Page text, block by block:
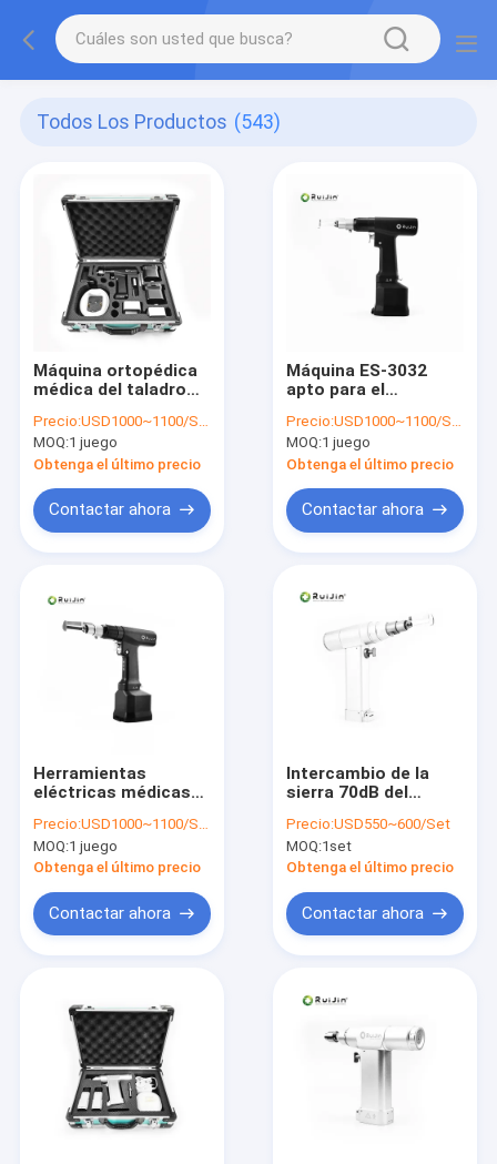
Todos Los Productos (543)
Máquina ortopédica
médica del taladro
taladro de Ortopedik
Kemik
Precio:USD1000~1100/Set
MOQ:1 juego
Obtenga el último precio
Contactar ahora
Máquina ES-3032
apto para el
2.9N/M Orthopedic
Surgical Drill
Precio:USD1000~1100/Set
MOQ:1 juego
Obtenga el último precio
Contactar ahora
Herramientas
eléctricas médicas
la máquina quirúrgica
ortopédica del
taladro
Precio:USD1000~1100/Set
MOQ:1 juego
Obtenga el último precio
Contactar ahora
Intercambio de la
sierra 70dB del
cirugía médica del
hueso
Precio:USD550~600/Set
MOQ:1set
Obtenga el último precio
Contactar ahora